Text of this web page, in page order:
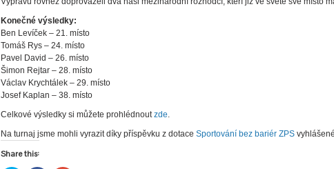
Konečné výsledky:
Ben Levíček – 21. místo
Tomáš Rys – 24. místo
Pavel David – 26. místo
Šimon Rejtar – 28. místo
Václav Krychtálek – 29. místo
Josef Kaplan – 38. místo
Celkové výsledky si můžete prohlédnoutzde.
Na turnaj jsme mohli vyrazit díky příspěvku z dotace Sportování bez bariér ZPS
Share this: